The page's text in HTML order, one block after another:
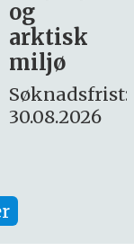
– fast
Søknadsfrist:
16. august.